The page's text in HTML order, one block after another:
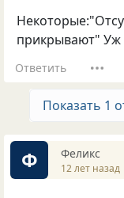
прикрывают" Уж
Ответить
Показать 1
Ф Феликс
12 лет назад